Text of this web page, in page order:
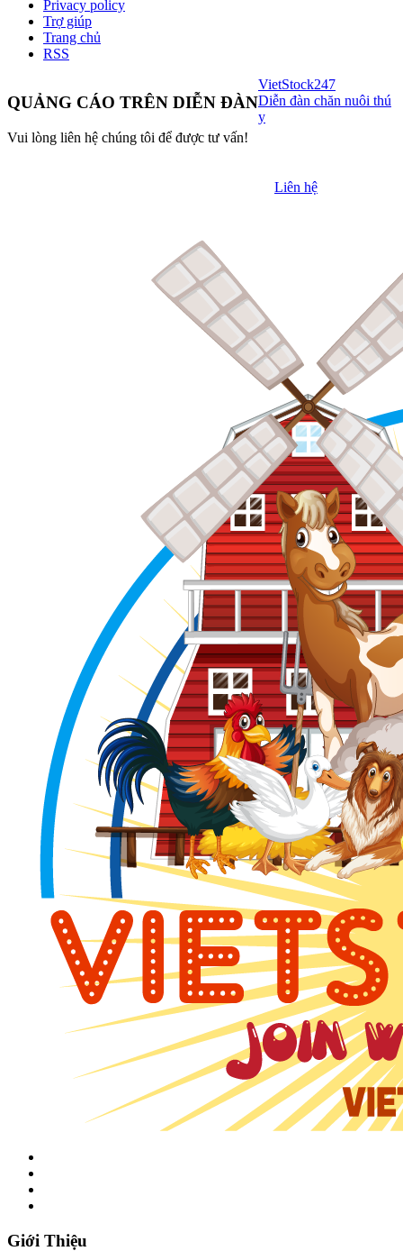
Privacy policy
Trợ giúp
Trang chủ
RSS
QUẢNG CÁO TRÊN DIỄN ĐÀN
Vui lòng liên hệ chúng tôi để được tư vấn!
Liên hệ
VietStock247
Diễn đàn chăn nuôi thú
y
Giới Thiệu